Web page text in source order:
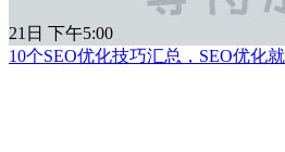
21日 下午5:00
10个SEO优化技巧汇总，SEO优化